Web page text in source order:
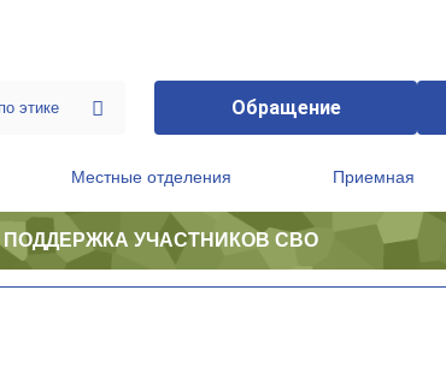
Обращение
Местные отделения Приемная
ПОДДЕРЖКА УЧАСТНИКОВ СВО